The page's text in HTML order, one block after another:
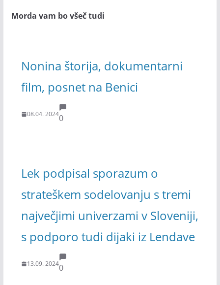
Morda vam bo všeč tudi
Nonina štorija, dokumentarni
film, posnet na Benici
08.04. 20240
Lek podpisal sporazum o
strateškem sodelovanju s tremi
največjimi univerzami v Sloveniji,
s podporo tudi dijaki iz Lendave
13.09. 20240